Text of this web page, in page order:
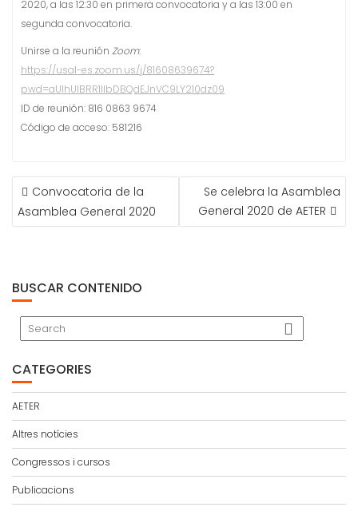
2020, a las 12:30 en primera convocatoria y a las 13:00 en
segunda convocatoria.
Unirse a la reunión Zoom:
https://usal-es.zoom.us/j/81608639674?
pwd=aUlhUlBRR1lIbDBQdEJnVC9LY210dz09
ID de reunión: 816 0863 9674
Código de acceso: 581216
NAVEGACIÓ
D'ENTRADES
Convocatoria de la
Asamblea General 2020
Se celebra la Asamblea
General 2020 de AETER
BUSCAR CONTENIDO
CATEGORIES
AETER
Altres notícies
Congressos i cursos
Publicacions